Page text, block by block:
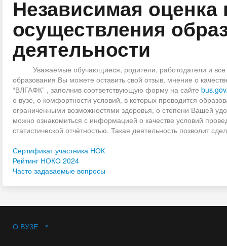
Независимая оценка
осуществления
деятельности
Уважаемые обучающиеся, родители, работодатели и все
образования Вы можете оставить свой отзыв, мнение о
“ВЛГАФК” , заполнив соответствующую форму на сайте
о вузе, о комфортности условий, в которых проводится
ограниченными возможностями здоровья, о степени Вашей
можно ознакомиться с информацией о качестве условий
статистической отчётностью. Такая деятельность позволит
Сертификат участника НОК
Рейтинг НОКО 2024
Часто задаваемые вопросы
О ВУЗЕ